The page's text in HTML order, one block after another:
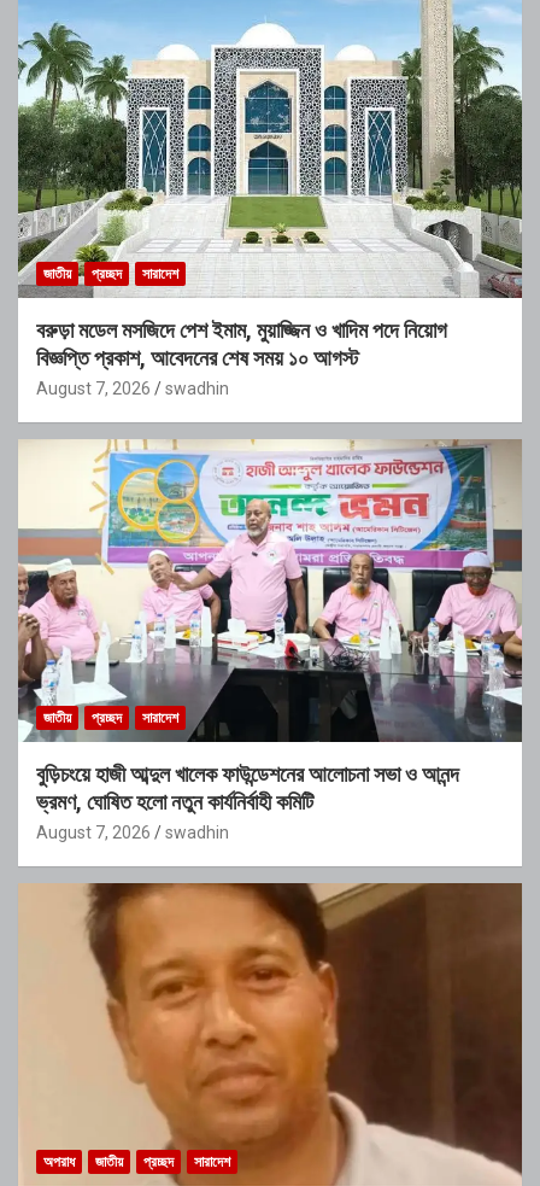
জাতীয় প্রচ্ছদ সারাদেশ
বরুড়া মডেল মসজিদে পেশ ইমাম, মুয়াজ্জিন ও খাদিম পদে নিয়োগ
বিজ্ঞপ্তি প্রকাশ, আবেদনের শেষ সময় ১০ আগস্ট
August 7, 2026 swadhin
জাতীয় প্রচ্ছদ সারাদেশ
বুড়িচংয়ে হাজী আব্দুল খালেক ফাউন্ডেশনের আলোচনা সভা ও আনন্দ
ভ্রমণ, ঘোষিত হলো নতুন কার্যনির্বাহী কমিটি
August 7, 2026 swadhin
অপরাধ জাতীয় প্রচ্ছদ সারাদেশ